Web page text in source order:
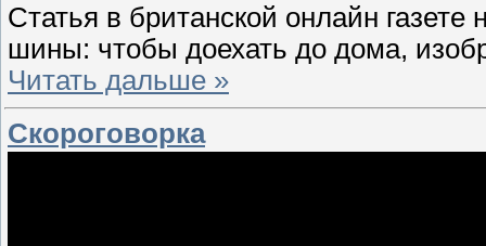
Статья в британской онлайн
шины: чтобы доехать до дома,
Читать дальше »
Скороговорка